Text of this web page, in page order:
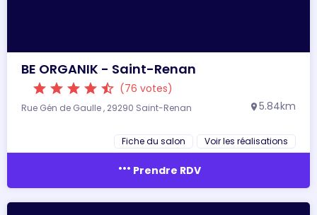
BE ORGANIK - Saint-Renan
star star star star star_half (76 votes)
Rue Gén de Gaulle , 29290 Saint-Renan location_on 5.84km
Fiche du salon Voir les réalisations
more_horiz Prendre RDV